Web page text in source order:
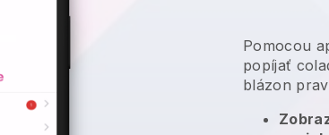
Pomocou
popíjať
blázon